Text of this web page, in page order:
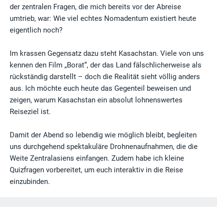
der zentralen Fragen, die mich bereits vor der Abreise
umtrieb, war: Wie viel echtes Nomadentum existiert heute
eigentlich noch?
Im krassen Gegensatz dazu steht Kasachstan. Viele von uns
kennen den Film „Borat“, der das Land fälschlicherweise als
rückständig darstellt – doch die Realität sieht völlig anders
aus. Ich möchte euch heute das Gegenteil beweisen und
zeigen, warum Kasachstan ein absolut lohnenswertes
Reiseziel ist.
Damit der Abend so lebendig wie möglich bleibt, begleiten
uns durchgehend spektakuläre Drohnenaufnahmen, die die
Weite Zentralasiens einfangen. Zudem habe ich kleine
Quizfragen vorbereitet, um euch interaktiv in die Reise
einzubinden.